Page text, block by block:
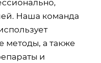
Наша команда
методы, а также
и